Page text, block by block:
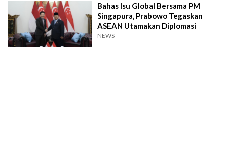
Bahas Isu Global Bersama PM
Singapura, Prabowo Tegaskan
ASEAN Utamakan Diplomasi
NEWS